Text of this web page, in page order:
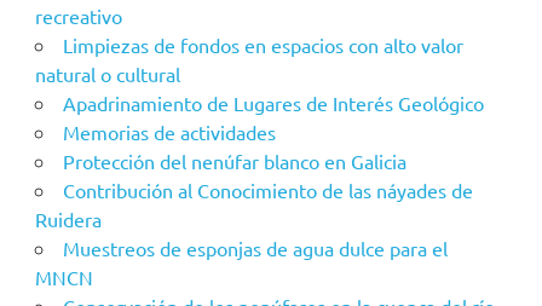
recreativo
Limpiezas de fondos en espacios con alto valor
natural o cultural
Apadrinamiento de Lugares de Interés Geológico
Memorias de actividades
Protección del nenúfar blanco en Galicia
Contribución al Conocimiento de las náyades de
Ruidera
Muestreos de esponjas de agua dulce para el
MNCN